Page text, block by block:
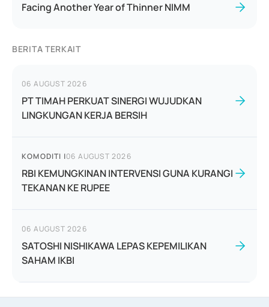
Facing Another Year of Thinner NIMM
BERITA TERKAIT
06 AUGUST 2026
PT TIMAH PERKUAT SINERGI WUJUDKAN
LINGKUNGAN KERJA BERSIH
KOMODITI |06 AUGUST 2026
RBI KEMUNGKINAN INTERVENSI GUNA KURANGI
TEKANAN KE RUPEE
06 AUGUST 2026
SATOSHI NISHIKAWA LEPAS KEPEMILIKAN
SAHAM IKBI